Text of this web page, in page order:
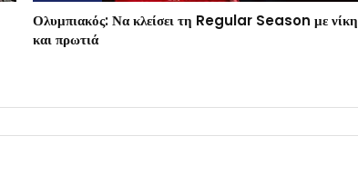
Ολυμπιακός: Να κλείσει τη Regular Season με νίκη
και πρωτιά